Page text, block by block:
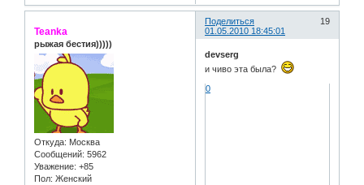
Поделиться
19
01.05.2010 18:45:01
Teanka
рыжая бестия)))))
Откуда: Москва
Сообщений: 5962
Уважение: +85
Пол: Женский
devserg
и чиво эта была?
0